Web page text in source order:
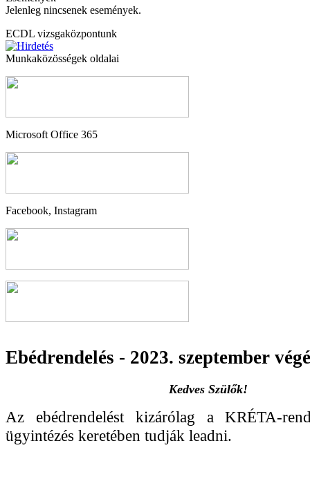
Jelenleg nincsenek események.
ECDL vizsgaközpontunk
Munkaközösségek oldalai
Microsoft Office 365
Facebook, Instagram
Ebédrendelés - 2023. szeptember
Kedves Szülők!
Az ebédrendelést kizárólag a KRÉTA-
ügyintézés keretében tudják leadni.